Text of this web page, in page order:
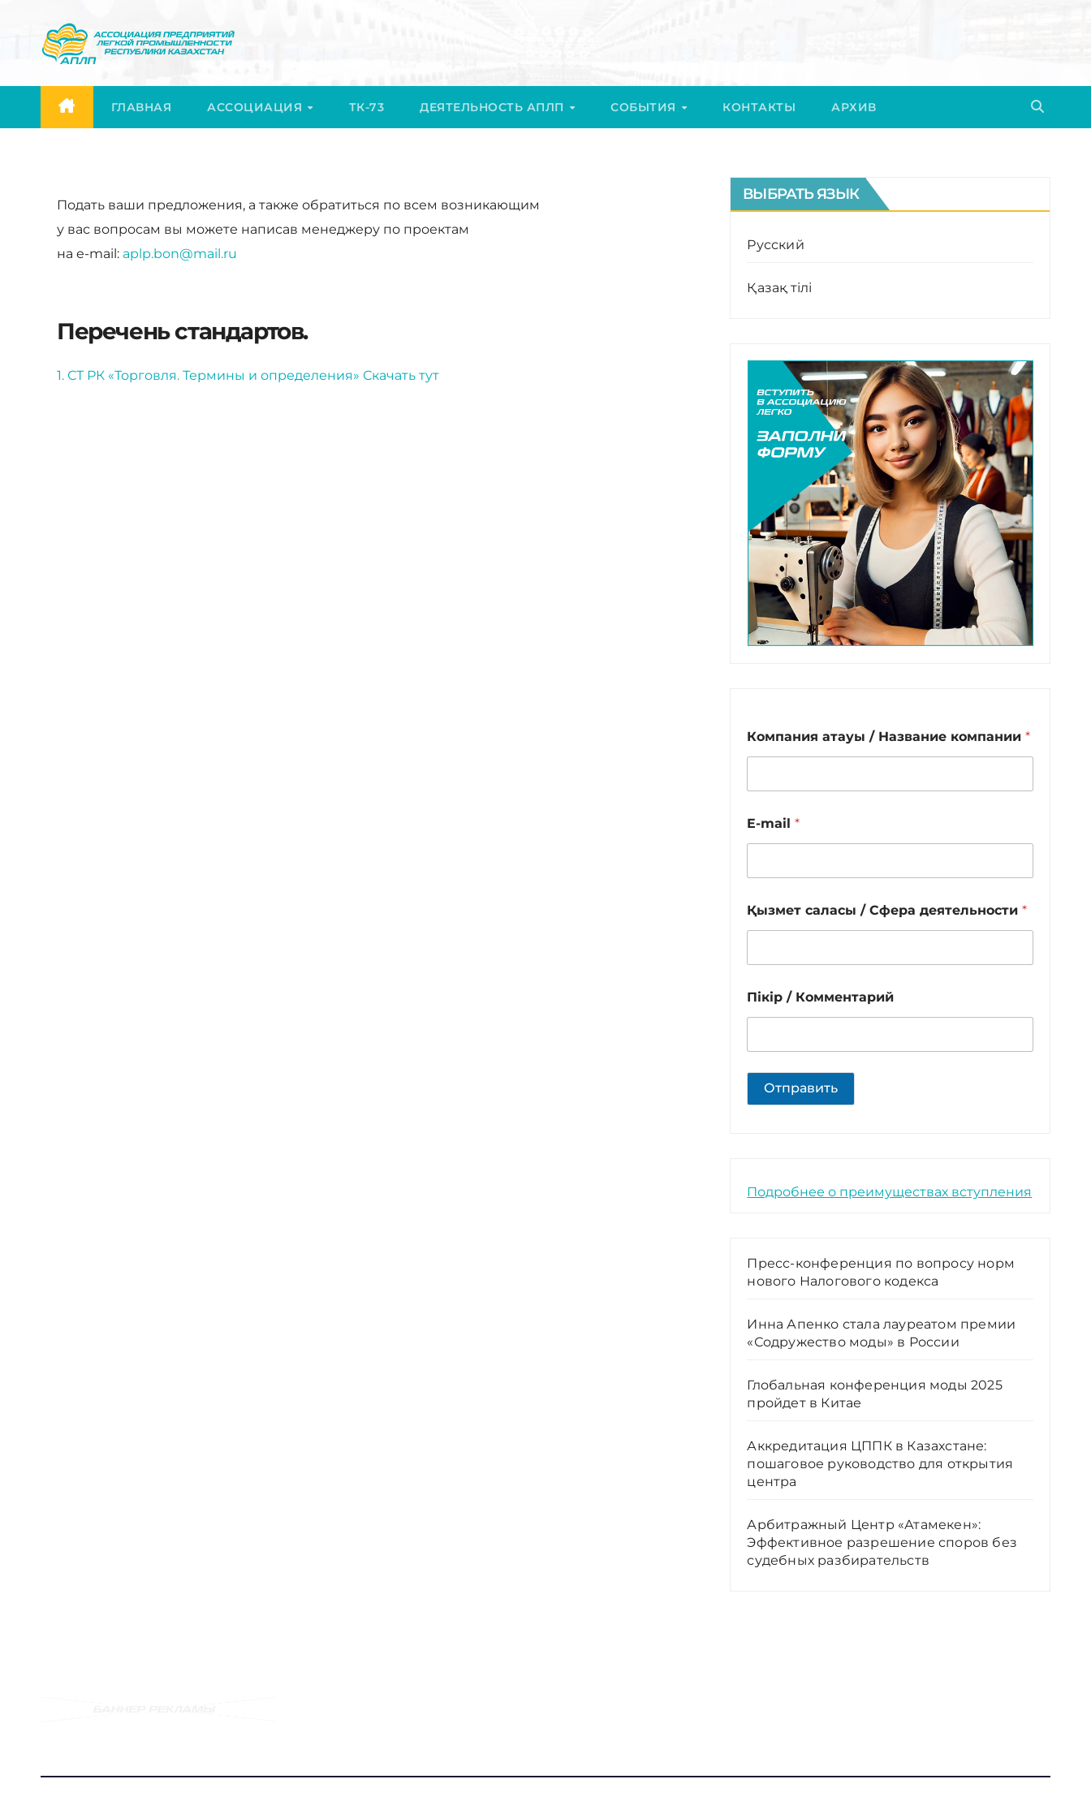
содержимому
ГЛАВНАЯ АССОЦИАЦИЯ ТК-73 ДЕЯТЕЛЬНОСТЬ АПЛП СОБЫТИЯ КОНТАКТЫ АРХИВ
Подать ваши предложения, а также обратиться по всем возникающим
у вас вопросам вы можете написав менеджеру по проектам
на e-mail: aplp.bon@mail.ru
Перечень стандартов.
1. СТ РК «Торговля. Термины и определения» Скачать тут
ВЫБРАТЬ ЯЗЫК
Русский
Қазақ тілі
Компания атауы / Название компании*
E-mail*
Қызмет саласы / Сфера деятельности*
Пікір / Комментарий
Отправить
Подробнее о преимуществах вступления
Пресс-конференция по вопросу норм
нового Налогового кодекса
Инна Апенко стала лауреатом премии
«Содружество моды» в России
Глобальная конференция моды 2025
пройдет в Китае
Аккредитация ЦППК в Казахстане:
пошаговое руководство для открытия
центра
Арбитражный Центр «Атамекен»:
Эффективное разрешение споров без
судебных разбирательств